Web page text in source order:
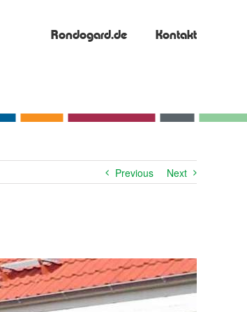
Rondogard.de Kontakt
Previous Next